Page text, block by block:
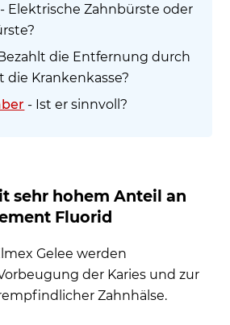
- Elektrische Zahnbürste oder
die Entfernung durch
die Krankenkasse?
- Ist er sinnvoll?
sehr hohem Anteil an
Fluorid
Gelee werden
der Karies und zur
Zahnhälse.